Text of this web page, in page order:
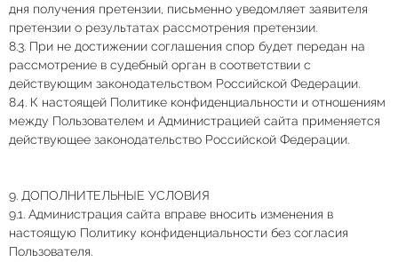
дня получения претензии, письменно уведомляет заявителя
претензии о результатах рассмотрения претензии.
8.3. При не достижении соглашения спор будет передан на
рассмотрение в судебный орган в соответствии с
действующим законодательством Российской Федерации.
8.4. К настоящей Политике конфиденциальности и отношениям
между Пользователем и Администрацией сайта применяется
действующее законодательство Российской Федерации.
9. ДОПОЛНИТЕЛЬНЫЕ УСЛОВИЯ
9.1. Администрация сайта вправе вносить изменения в
настоящую Политику конфиденциальности без согласия
Пользователя.